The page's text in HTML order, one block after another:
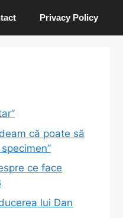
Privacy Policy
că poate să
ce face
lui Dan